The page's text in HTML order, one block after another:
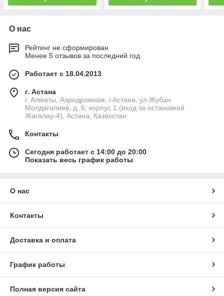
О нас
Рейтинг не сформирован
Менее 5 отзывов за последний год
Работает с 18.04.2013
г. Астана
г. Алматы, Аэродромная. г.Астана, ул.Жубан
Молдагалиев, д. 6, корпус 1.(вход за остановкой
Жагалау-4), Астана, Казахстан
Контакты
Сегодня работает с 14:00 до 20:00
Показать весь график работы
О нас
Контакты
Доставка и оплата
График работы
Полная версия сайта